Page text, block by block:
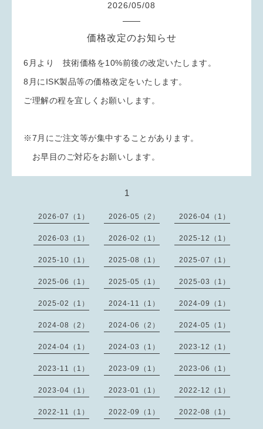
2026/05/08
価格改定のお知らせ
6月より 技術価格を10%前後の改定いたします。
8月にISK製品等の価格改定をいたします。
ご理解の程を宜しくお願いします。
※7月にご注文等が集中することがあります。
お早目のご対応をお願いします。
1
2026-07（1） 2026-05（2） 2026-04（1）
2026-03（1） 2026-02（1） 2025-12（1）
2025-10（1） 2025-08（1） 2025-07（1）
2025-06（1） 2025-05（1） 2025-03（1）
2025-02（1） 2024-11（1） 2024-09（1）
2024-08（2） 2024-06（2） 2024-05（1）
2024-04（1） 2024-03（1） 2023-12（1）
2023-11（1） 2023-09（1） 2023-06（1）
2023-04（1） 2023-01（1） 2022-12（1）
2022-11（1） 2022-09（1） 2022-08（1）